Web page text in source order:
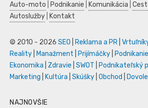
Auto-moto Podnikanie Komunikácia
Autoslužby
Kontakt
© 2010 - 2026 SEO Reklama a PR
Reality
Manažment Prijímáčky Podnikanie
Ekonomika
Zdravie SWOT Podnikateľský
Marketing
Kultúra Skúšky Obchod
NAJNOVŠIE